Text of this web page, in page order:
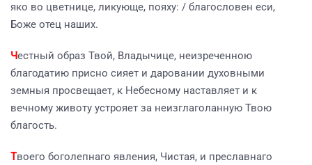
яко во цветнице, ликующе, пояху: / благословен еси,
Боже отец наших.
Честный образ Твой, Владычице, неизреченною
благодатию присно сияет и даровании духовными
земныя просвещает, к Небесному наставляет и к
вечному животу устрояет за неизглаголанную Твою
благость.
Твоего боголепнаго явления, Чистая, и преславнаго